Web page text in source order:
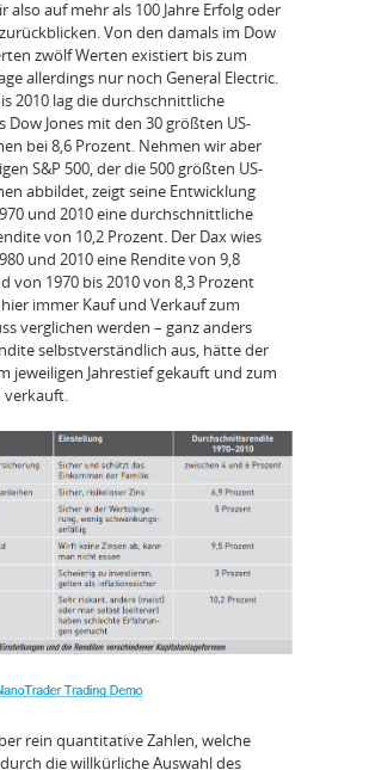
also auf mehr als 100 Jahre Erfolg oder
Von den damals im Dow
zwölf Werten existiert bis zum
allerdings nur noch General Electric.
2010 lag die durchschnittliche
Dow Jones mit den 30 größten US-
bei 8,6 Prozent. Nehmen wir aber
S&P 500, der die 500 größten US-
abbildet, zeigt seine Entwicklung
und 2010 eine durchschnittliche
von 10,2 Prozent. Der Dax wies
und 2010 eine Rendite von 9,8
von 1970 bis 2010 von 8,3 Prozent
immer Kauf und Verkauf zum
verglichen werden – ganz anders
selbstverständlich aus, hätte der
jeweiligen Jahrestief gekauft und zum
verkauft.
rein quantitative Zahlen, welche
die willkürliche Auswahl des